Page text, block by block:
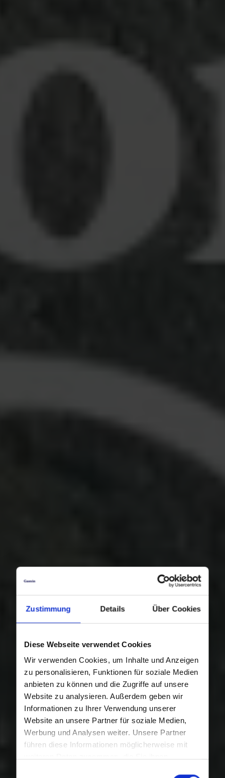
Zustimmung Details Über Cookies
Diese Webseite verwendet Cookies
Wir verwenden Cookies, um Inhalte und Anzeigen
zu personalisieren, Funktionen für soziale Medien
anbieten zu können und die Zugriffe auf unsere
Website zu analysieren. Außerdem geben wir
Informationen zu Ihrer Verwendung unserer
Website an unsere Partner für soziale Medien,
Werbung und Analysen weiter. Unsere Partner
führen diese Informationen möglicherweise mit